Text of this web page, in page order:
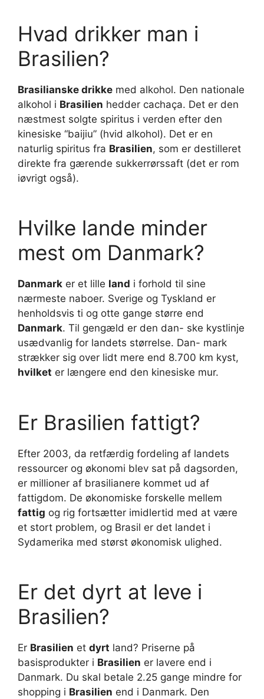
Hvad drikker man i
Brasilien?
Brasilianske drikke med alkohol. Den nationale
alkohol i Brasilien hedder cachaça. Det er den
næstmest solgte spiritus i verden efter den
kinesiske “baijiu” (hvid alkohol). Det er en
naturlig spiritus fra Brasilien, som er destilleret
direkte fra gærende sukkerrørssaft (det er rom
iøvrigt også).
Hvilke lande minder
mest om Danmark?
Danmark er et lille land i forhold til sine
nærmeste naboer. Sverige og Tyskland er
henholdsvis ti og otte gange større end
Danmark. Til gengæld er den dan- ske kystlinje
usædvanlig for landets størrelse. Dan- mark
strækker sig over lidt mere end 8.700 km kyst,
hvilket er længere end den kinesiske mur.
Er Brasilien fattigt?
Efter 2003, da retfærdig fordeling af landets
ressourcer og økonomi blev sat på dagsorden,
er millioner af brasilianere kommet ud af
fattigdom. De økonomiske forskelle mellem
fattig og rig fortsætter imidlertid med at være
et stort problem, og Brasil er det landet i
Sydamerika med størst økonomisk ulighed.
Er det dyrt at leve i
Brasilien?
Er Brasilien et dyrt land? Priserne på
basisprodukter i Brasilien er lavere end i
Danmark. Du skal betale 2.25 gange mindre for
shopping i Brasilien end i Danmark. Den